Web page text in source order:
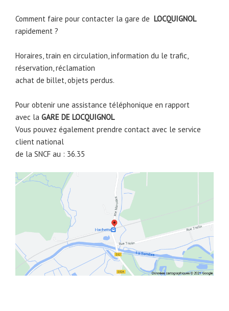
Comment faire pour contacter la gare de LOCQUIGNOL
rapidement ?
Horaires, train en circulation, information du le trafic,
réservation, réclamation
achat de billet, objets perdus.
Pour obtenir une assistance téléphonique en rapport
avec la GARE DE LOCQUIGNOL
Vous pouvez également prendre contact avec le service
client national
de la SNCF au : 36.35